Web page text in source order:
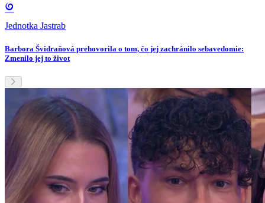
Jednotka Jastrab
Barbora Švidraňová prehovorila o tom, čo jej zachránilo sebavedomie:
Zmenilo jej to život